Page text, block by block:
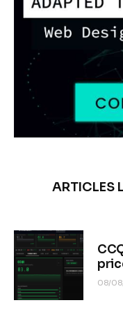
ARTICLES
08/